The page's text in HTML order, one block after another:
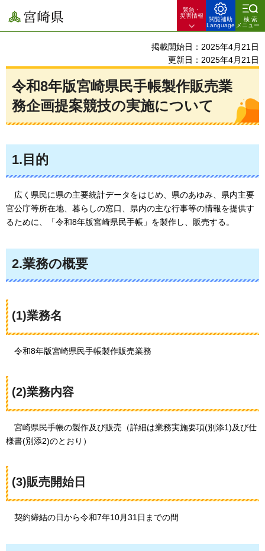
宮崎県
緊急・
災害情報
閲覧補助
Language
検索
メニュー
掲載開始日：2025年4月21日
更新日：2025年4月21日
令和8年版宮崎県民手帳製作販売業
務企画提案競技の実施について
1.目的
広く 県民に県の主要統計データをはじめ、県のあゆみ、県内主要
官公庁等所在地、暮らしの窓口、県内の主な行事等の情報を提供す
るために、「令和8年版宮崎県民手帳」を製作し、販売する。
2.業務の概要
(1)業務名
令和8年版宮崎県民手帳製作販売業務
(2)業務内容
宮崎県民手帳の製作及び販売（詳細は業務実施要項(別添1)及び仕
様書(別添2)のとおり）
(3)販売開始日
契約締結の日から令和7年10月31日までの間